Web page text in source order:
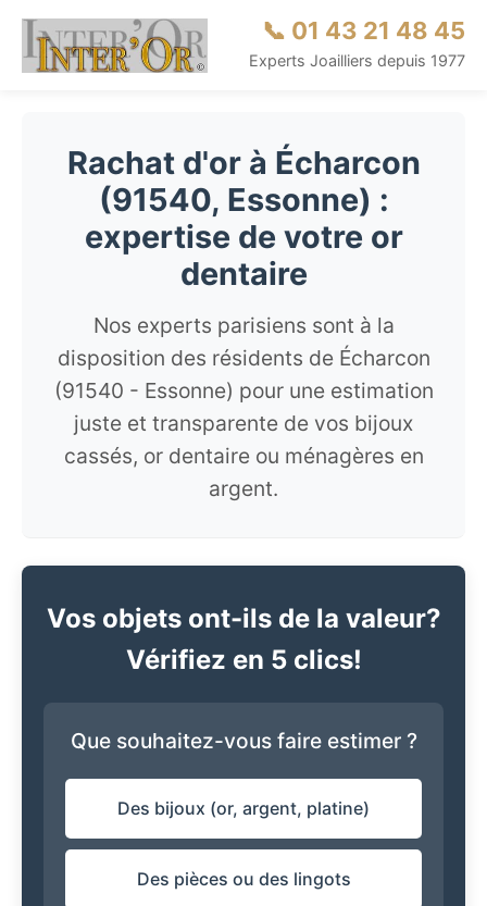
📞 01 43 21 48 45
Experts Joailliers depuis 1977
Rachat d'or à Écharcon
(91540, Essonne) :
expertise de votre or
dentaire
Nos experts parisiens sont à la
disposition des résidents de Écharcon
(91540 - Essonne) pour une estimation
juste et transparente de vos bijoux
cassés, or dentaire ou ménagères en
argent.
Vos objets ont-ils de la valeur?
Vérifiez en 5 clics!
Que souhaitez-vous faire estimer ?
Des bijoux (or, argent, platine)
Des pièces ou des lingots